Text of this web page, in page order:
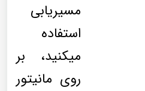
مسیریابی
استفاده
میکنید، بر
روی مانیتور